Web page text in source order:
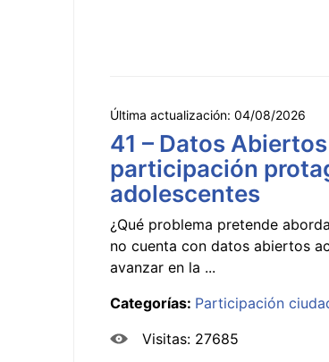
Última actualización: 04/08/2026
41 – Datos
participación
adolescentes
¿Qué problema pretende
no cuenta con datos abiertos
avanzar en la ...
Categorías: Participación
Visitas: 27685